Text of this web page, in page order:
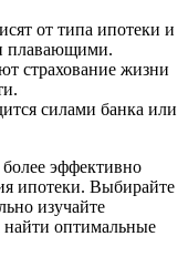
от типа ипотеки и
плавающими.
страхование жизни
силами банка или
эффективно
ипотеки. Выбирайте
изучайте
оптимальные